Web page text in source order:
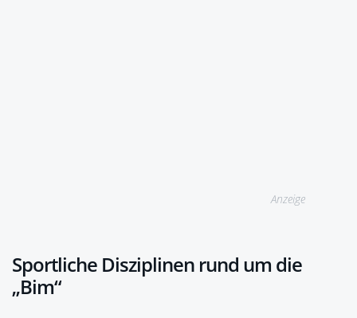
Anzeige
Sportliche Disziplinen rund um die
„Bim“